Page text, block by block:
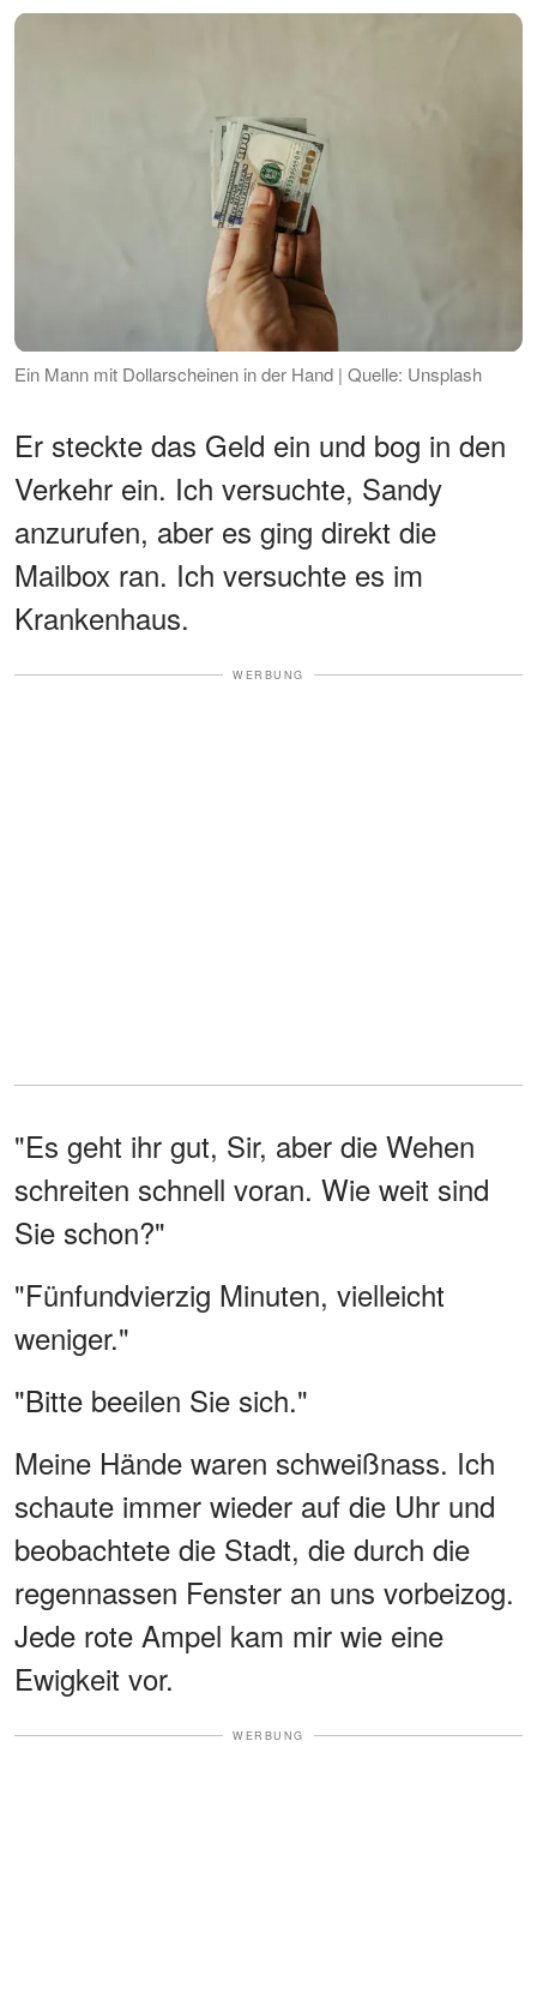
Ein Mann mit Dollarscheinen in der Hand | Quelle: Unsplash
Er steckte das Geld ein und bog in den
Verkehr ein. Ich versuchte, Sandy
anzurufen, aber es ging direkt die
Mailbox ran. Ich versuchte es im
Krankenhaus.
WERBUNG
"Es geht ihr gut, Sir, aber die Wehen
schreiten schnell voran. Wie weit sind
Sie schon?"
"Fünfundvierzig Minuten, vielleicht
weniger."
"Bitte beeilen Sie sich."
Meine Hände waren schweißnass. Ich
schaute immer wieder auf die Uhr und
beobachtete die Stadt, die durch die
regennassen Fenster an uns vorbeizog.
Jede rote Ampel kam mir wie eine
Ewigkeit vor.
WERBUNG